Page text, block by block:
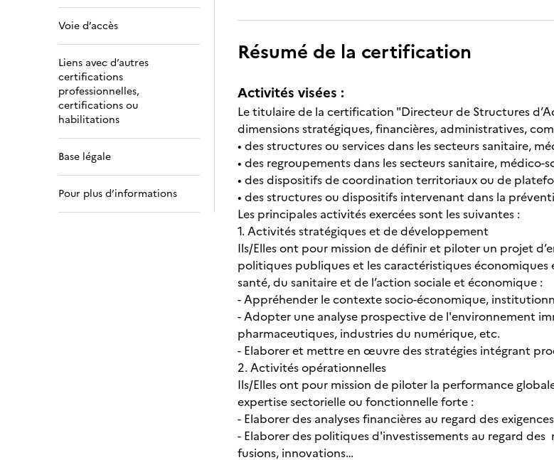
Voie d’accès
Liens avec d’autres
certifications
professionnelles,
certifications ou
habilitations
Base légale
Pour plus d’informations
Résumé de la certification
Activités visées :
Le titulaire de la certification "Directeur de Structures
dimensions stratégiques, financières, administratives,
• des structures ou services dans les secteurs sanitaire,
• des regroupements dans les secteurs sanitaire, médico-
• des dispositifs de coordination territoriaux ou de
• des structures ou dispositifs intervenant dans la
Les principales activités exercées sont les suivantes :
1. Activités stratégiques et de développement
Ils/Elles ont pour mission de définir et piloter un projet
politiques publiques et les caractéristiques
santé, du sanitaire et de l’action sociale et économique :
- Appréhender le contexte socio-économique,
- Adopter une analyse prospective de l'environnement
pharmaceutiques, industries du numérique, etc.
- Elaborer et mettre en œuvre des stratégies intégrant
2. Activités opérationnelles
Ils/Elles ont pour mission de piloter la performance
expertise sectorielle ou fonctionnelle forte :
- Elaborer des analyses financières au regard des
- Elaborer des politiques d'investissements au regard
fusions, innovations…